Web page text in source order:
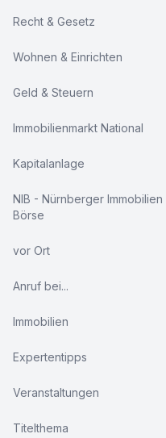
Recht & Gesetz
Wohnen & Einrichten
Geld & Steuern
Immobilienmarkt National
Kapitalanlage
NIB - Nürnberger Immobilien
Börse
vor Ort
Anruf bei...
Immobilien
Expertentipps
Veranstaltungen
Titelthema